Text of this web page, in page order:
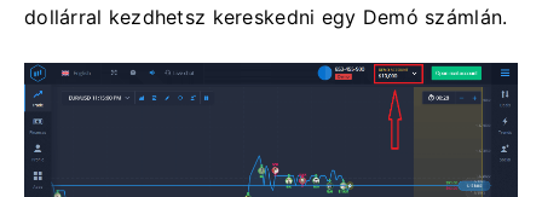
dollárral kezdhetsz kereskedni egy Demó számlán.